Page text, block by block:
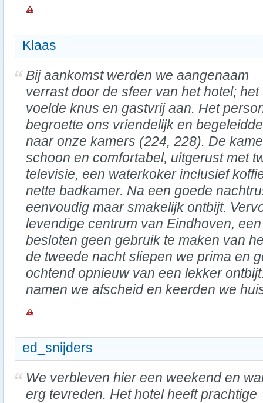
Klaas
Bij aankomst werden we aangenaam
verrast door de sfeer van het hotel; het
voelde knus en gastvrij aan. Het
begroette ons vriendelijk en
naar onze kamers (224, 228). De
schoon en comfortabel, uitgerust met
televisie, een waterkoker inclusief
nette badkamer. Na een goede
eenvoudig maar smakelijk ontbijt.
levendige centrum van Eindhoven,
besloten geen gebruik te maken van
de tweede nacht sliepen we prima en
ochtend opnieuw van een lekker
namen we afscheid en keerden we
ed_snijders
We verbleven hier een weekend en
erg tevreden. Het hotel heeft prachtige